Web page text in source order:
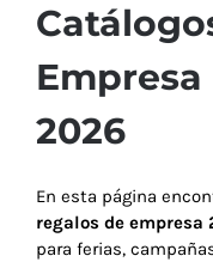
Oficina
Escritura
Navidad 🎄 Invierno
2026
En esta página
regalos de empresa
para ferias,